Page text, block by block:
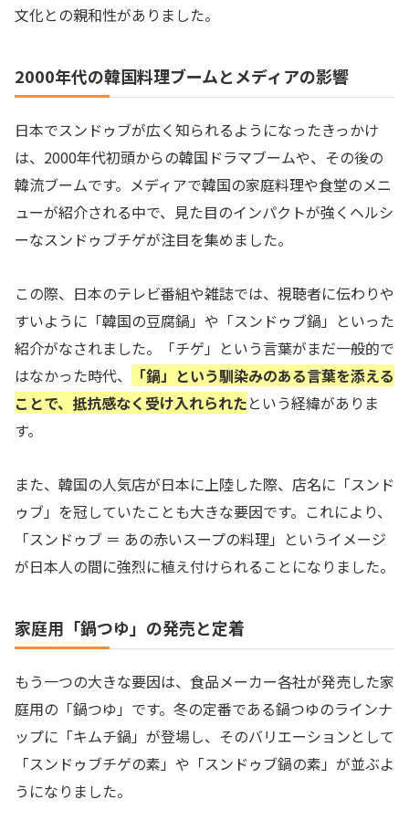
文化との親和性がありました。
2000年代の韓国料理ブームとメディアの影響
日本でスンドゥブが広く知られるようになったきっかけ
は、2000年代初頭からの韓国ドラマブームや、その後の
韓流ブームです。メディアで韓国の家庭料理や食堂のメニ
ューが紹介される中で、見た目のインパクトが強くヘルシ
ーなスンドゥブチゲが注目を集めました。
この際、日本のテレビ番組や雑誌では、視聴者に伝わりや
すいように「韓国の豆腐鍋」や「スンドゥブ鍋」といった
紹介がなされました。「チゲ」という言葉がまだ一般的で
はなかった時代、
「鍋」という馴染みのある言葉を添える
ことで、抵抗感なく受け入れられたという経緯がありま
す。
また、韓国の人気店が日本に上陸した際、店名に「スンド
ゥブ」を冠していたことも大きな要因です。これにより、
「スンドゥブ ＝ あの赤いスープの料理」というイメージ
が日本人の間に強烈に植え付けられることになりました。
家庭用「鍋つゆ」の発売と定着
もう一つの大きな要因は、食品メーカー各社が発売した家
庭用の「鍋つゆ」です。冬の定番である鍋つゆのラインナ
ップに「キムチ鍋」が登場し、そのバリエーションとして
「スンドゥブチゲの素」や「スンドゥブ鍋の素」が並ぶよ
うになりました。